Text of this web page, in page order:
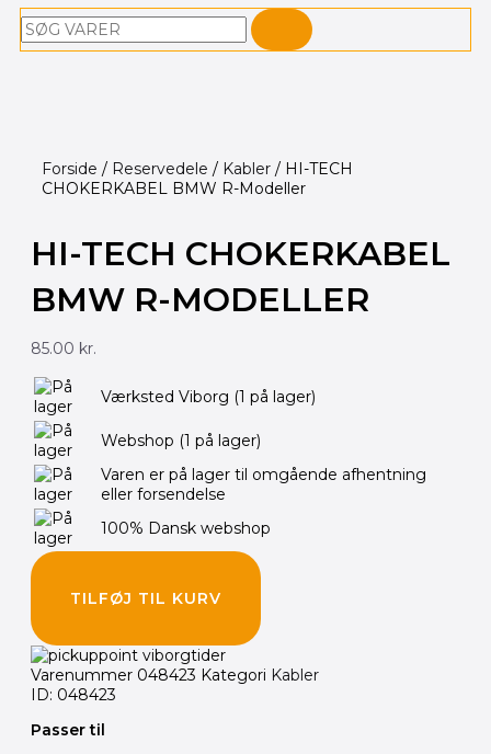
Søg
Forside / Reservedele / Kabler / HI-TECH
CHOKERKABEL BMW R-Modeller
HI-TECH CHOKERKABEL
BMW R-MODELLER
85.00 kr.
Værksted Viborg (1 på lager)
Webshop (1 på lager)
Varen er på lager til omgående afhentning
eller forsendelse
100% Dansk webshop
TILFØJ TIL KURV
Varenummer 048423 Kategori Kabler
ID: 048423
Passer til